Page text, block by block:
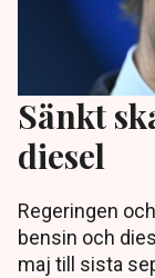
Sänkt
diesel
Regeringen
bensin och
maj till sista